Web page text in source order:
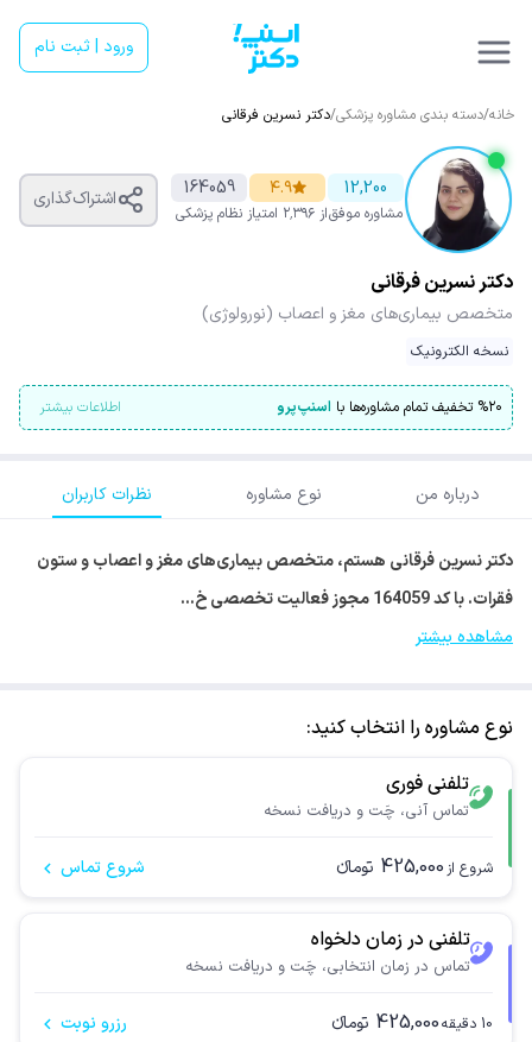
ورود | ثبت نام
خانه/دسته بندی مشاوره پزشکی/دکتر نسرین فرقانی
12,200
مشاوره موفق
۴.۹
از ۲٬۳۹۶ امتیاز
164059
نظام پزشکی
اشتراک‌گذاری
دکتر نسرین فرقانی
متخصص بیماری‌های مغز و اعصاب (نورولوژی)
نسخه الکترونیک
%۲۰ تخفیف تمام مشاوره‌ها با اسنپ‌پرو اطلاعات بیشتر
درباره من نوع مشاوره نظرات کاربران
دکتر نسرین فرقانی هستم، متخصص بیماری‌های مغز و اعصاب و ستون
فقرات. با کد 164059 مجوز فعالیت تخصصی خ…
مشاهده بیشتر
نوع مشاوره را انتخاب کنید:
تلفنی فوری
تماس آنی، چَت و دریافت نسخه
شروع از 425,000 تومانء شروع تماس
تلفنی در زمان دلخواه
تماس در زمان انتخابی، چَت و دریافت نسخه
10 دقیقه425,000 تومانء رزرو نوبت